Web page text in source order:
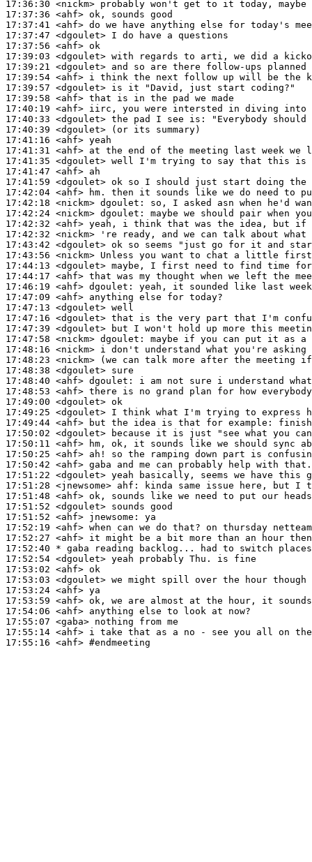
17:36:30 <nickm>
17:37:36 <ahf>
17:37:41 <ahf>
17:37:47 <dgoulet>
17:37:56 <ahf>
17:39:03 <dgoulet>
17:39:21 <dgoulet>
17:39:54 <ahf>
17:39:57 <dgoulet>
17:39:58 <ahf>
17:40:19 <ahf>
17:40:33 <dgoulet>
17:40:39 <dgoulet>
17:41:16 <ahf>
17:41:31 <ahf>
17:41:35 <dgoulet>
17:41:47 <ahf>
17:41:59 <dgoulet>
17:42:04 <ahf>
17:42:18 <nickm> dgoulet:
17:42:24 <nickm> dgoulet:
17:42:32 <ahf>
17:42:32 <nickm>
17:43:42 <dgoulet>
17:43:56 <nickm>
17:44:13 <dgoulet>
17:44:17 <ahf>
17:46:19 <ahf> dgoulet:
17:47:09 <ahf>
17:47:13 <dgoulet>
17:47:16 <dgoulet>
17:47:39 <dgoulet>
17:47:58 <nickm> dgoulet:
17:48:16 <nickm>
17:48:23 <nickm>
17:48:38 <dgoulet>
17:48:40 <ahf> dgoulet:
17:48:53 <ahf>
17:49:00 <dgoulet>
17:49:25 <dgoulet>
17:49:44 <ahf>
17:50:02 <dgoulet>
17:50:11 <ahf>
17:50:25 <ahf>
17:50:42 <ahf>
17:51:22 <dgoulet>
17:51:28 <jnewsome> ahf:
17:51:48 <ahf>
17:51:52 <dgoulet>
17:51:52 <ahf> jnewsome:
17:52:19 <ahf>
17:52:27 <ahf>
17:52:40 * gaba
reading backlog... had to switch places
17:52:54 <dgoulet>
17:53:02 <ahf>
17:53:03 <dgoulet>
17:53:24 <ahf>
17:53:59 <ahf>
17:54:06 <ahf>
17:55:07 <gaba>
17:55:14 <ahf>
17:55:16 <ahf> #endmeeting